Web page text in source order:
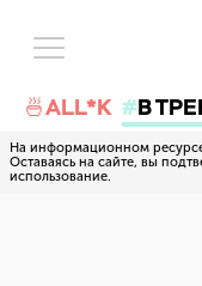
🍜ALL*K В
На информационном
Оставаясь на сайте, вы
использование.